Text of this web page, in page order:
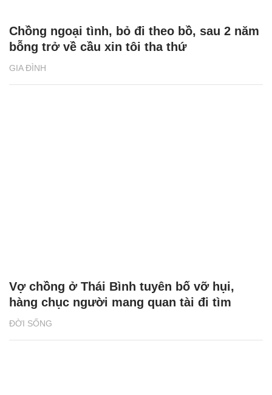
GIA ĐÌNH
Chồng ngoại tình, bỏ đi theo bồ, sau 2 năm
bỗng trở về cầu xin tôi tha thứ
ĐỜI SỐNG
Vợ chồng ở Thái Bình tuyên bố vỡ hụi,
hàng chục người mang quan tài đi tìm